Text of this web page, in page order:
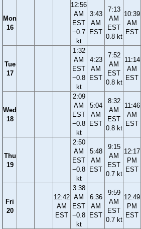
Mon
16
12:56
AM
EST
−0.7
kt
3:43
AM
EST
7:13
AM
EST
0.8 kt
10:39
AM
EST
Tue
17
1:32
AM
EST
−0.8
kt
4:23
AM
EST
7:52
AM
EST
0.8 kt
11:14
AM
EST
Wed
18
2:09
AM
EST
−0.8
kt
5:04
AM
EST
8:32
AM
EST
0.8 kt
11:46
AM
EST
Thu
19
2:50
AM
EST
−0.8
kt
5:48
AM
EST
9:15
AM
EST
0.7 kt
12:17
PM
EST
Fri
20
12:42
AM
EST
3:38
AM
EST
−0.8
kt
6:36
AM
EST
9:59
AM
EST
0.7 kt
12:49
PM
EST